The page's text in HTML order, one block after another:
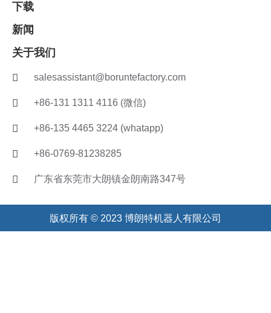
下载
新闻
关于我们
salesassistant@boruntefactory.com
+86-131 1311 4116 (微信)
+86-135 4465 3224 (whatapp)
+86-0769-81238285
广东省东莞市大朗镇金朗南路347号
版权所有 © 2023 博朗特机器人有限公司